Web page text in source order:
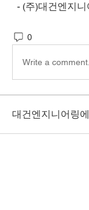
- (주)대건엔지니
0
Write a
대건엔지니어링